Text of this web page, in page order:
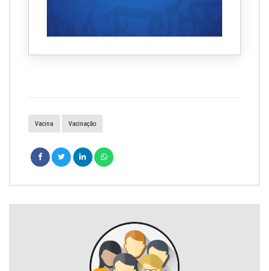
Vacina Vacinação